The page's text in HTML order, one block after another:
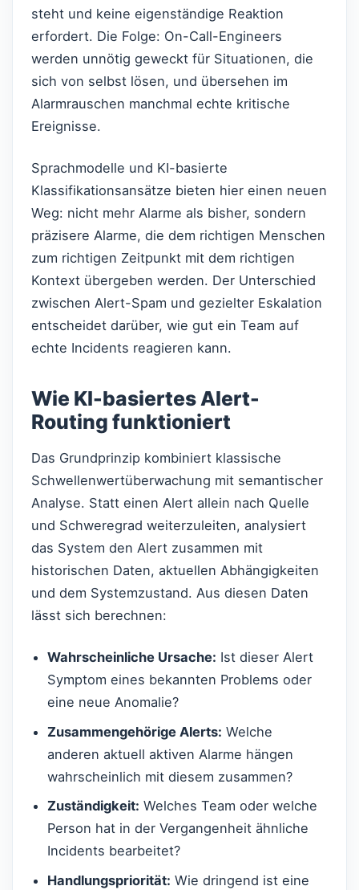
steht und keine eigenständige Reaktion
erfordert. Die Folge: On-Call-Engineers
werden unnötig geweckt für Situationen, die
sich von selbst lösen, und übersehen im
Alarmrauschen manchmal echte kritische
Ereignisse.
Sprachmodelle und KI-basierte
Klassifikationsansätze bieten hier einen neuen
Weg: nicht mehr Alarme als bisher, sondern
präzisere Alarme, die dem richtigen Menschen
zum richtigen Zeitpunkt mit dem richtigen
Kontext übergeben werden. Der Unterschied
zwischen Alert-Spam und gezielter Eskalation
entscheidet darüber, wie gut ein Team auf
echte Incidents reagieren kann.
Wie KI-basiertes Alert-
Routing funktioniert
Das Grundprinzip kombiniert klassische
Schwellenwertüberwachung mit semantischer
Analyse. Statt einen Alert allein nach Quelle
und Schweregrad weiterzuleiten, analysiert
das System den Alert zusammen mit
historischen Daten, aktuellen Abhängigkeiten
und dem Systemzustand. Aus diesen Daten
lässt sich berechnen:
Wahrscheinliche Ursache: Ist dieser Alert
Symptom eines bekannten Problems oder
eine neue Anomalie?
Zusammengehörige Alerts: Welche
anderen aktuell aktiven Alarme hängen
wahrscheinlich mit diesem zusammen?
Zuständigkeit: Welches Team oder welche
Person hat in der Vergangenheit ähnliche
Incidents bearbeitet?
Handlungspriorität: Wie dringend ist eine